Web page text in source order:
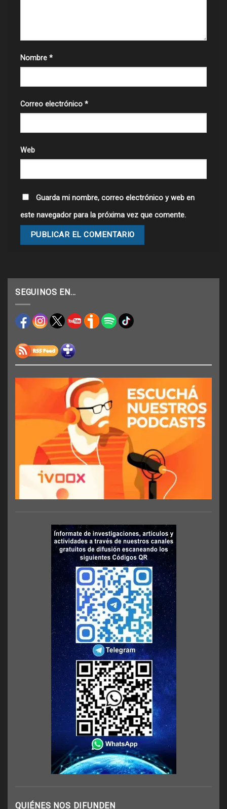
Nombre *
Correo electrónico *
Web
Guarda mi nombre, correo electrónico y web en
este navegador para la próxima vez que comente.
SEGUINOS EN…
QUIÉNES NOS DIFUNDEN